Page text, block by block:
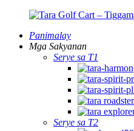
Panimalay
Mga Sakyanan
Serye sa T1
Serye sa T2